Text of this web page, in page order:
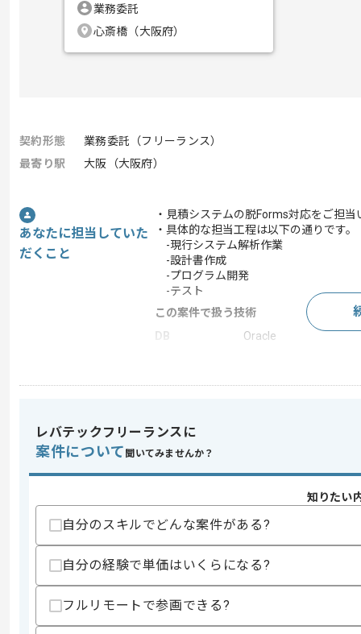
業務委託
心斎橋（大阪府）
契約形態
業務委託（フリーランス）
最寄り駅
大阪（大阪府）
あなたに担当していた
だくこと
・見積システムの脱Forms対応をご担当
・具体的な担当工程は以下の通りです。
-現行システム解析作業
-設計書作成
-プログラム開発
-テスト
この案件で扱う技術
DB
Oracle
この案件のポイント
担当領域/システ
スキル
求めるスキル
・TypeScript Reactを用いた開発経験
・Oracleを用いた開発経験
レバテックフリーランスに
案件について 聞いてみませんか？
知りたい
自分のスキルでどんな案件がある?
自分の経験で単価はいくらになる?
フルリモートで参画できる?